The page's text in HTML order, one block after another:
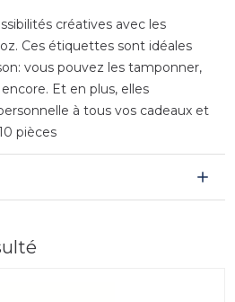
créatives avec les
Ces étiquettes sont idéales
vous pouvez les tamponner,
Et en plus, elles
à tous vos cadeaux et
pièces